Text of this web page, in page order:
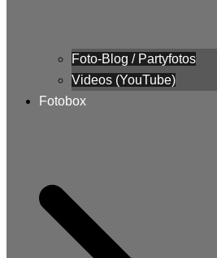
Foto-Blog / Partyfotos
Videos (YouTube)
Fotobox